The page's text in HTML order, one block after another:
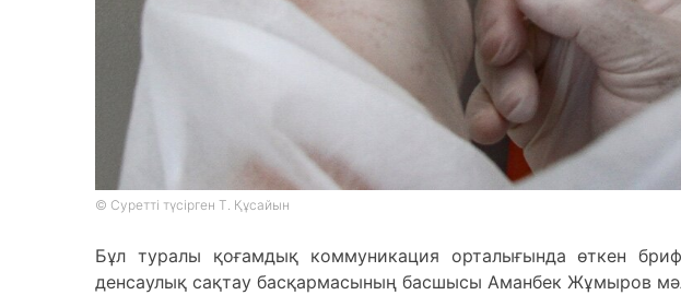
© Суретті түсірген Т. Құсайын
Бұл туралы қоғамдық коммуникация орталығында өткен
денсаулық сақтау басқармасының басшысы Аманбек Жұмыров